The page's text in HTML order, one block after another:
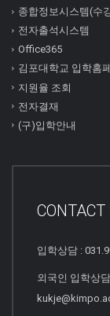
종합정보시스템(수
전자출석시스템
Office365
김포대학교 입학홈
지원율 조회
전자결재
(구)입학안내
CONTACT
입학상담 :
외국인 입학상